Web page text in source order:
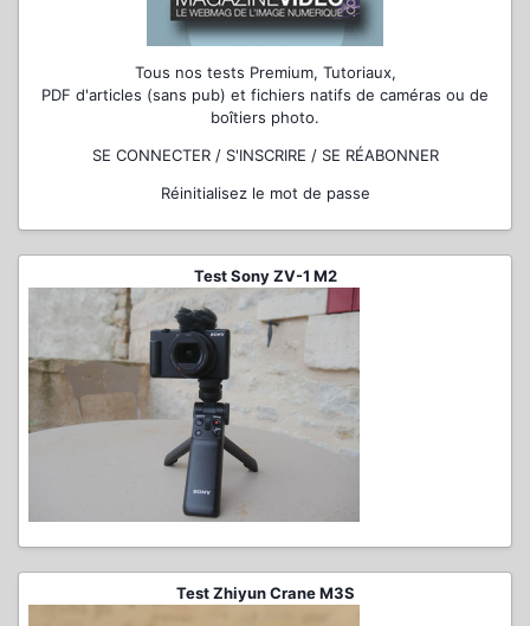
Tous nos tests Premium, Tutoriaux,
PDF d'articles (sans pub) et fichiers natifs de caméras ou de
boîtiers photo.
SE CONNECTER / S'INSCRIRE / SE RÉABONNER
Réinitialisez le mot de passe
Test Sony ZV-1 M2
Test Zhiyun Crane M3S